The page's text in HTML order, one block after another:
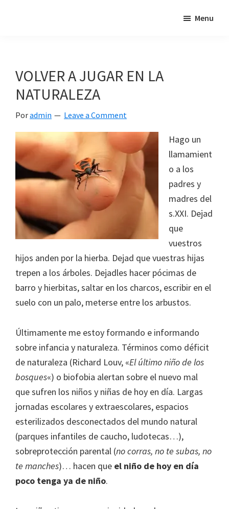
en
relación
pasiones:
los
viajes
y
el
mundo
de
la
infancia"
Menu
VOLVER A JUGAR EN LA
NATURALEZA
Poradmin Leave a Comment
Hago un
llamamient
o a los
padres y
madres del
s.XXI. Dejad
que
vuestros
hijos anden por la hierba. Dejad que vuestras hijas
trepen a los árboles. Dejadles hacer pócimas de
barro y hierbitas, saltar en los charcos, escribir en el
suelo con un palo, meterse entre los arbustos.
Últimamente me estoy formando e informando
sobre infancia y naturaleza. Términos como déficit
de naturaleza (Richard Louv, «El último niño de los
bosques«) o biofobia alertan sobre el nuevo mal
que sufren los niños y niñas de hoy en día. Largas
jornadas escolares y extraescolares, espacios
esterilizados desconectados del mundo natural
(parques infantiles de caucho, ludotecas…),
sobreprotección parental (no corras, no te subas, no
te manches)… hacen que el niño de hoy en día
poco tenga ya de niño.